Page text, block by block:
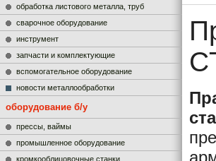
обработка листового металла, труб
сварочное оборудование
инструмент
запчасти и комплектующие
вспомогательное оборудование
новости металлообработки
оборудование б/у
прессы, ваймы
промышленное оборудование
кромкооблицовочные станки